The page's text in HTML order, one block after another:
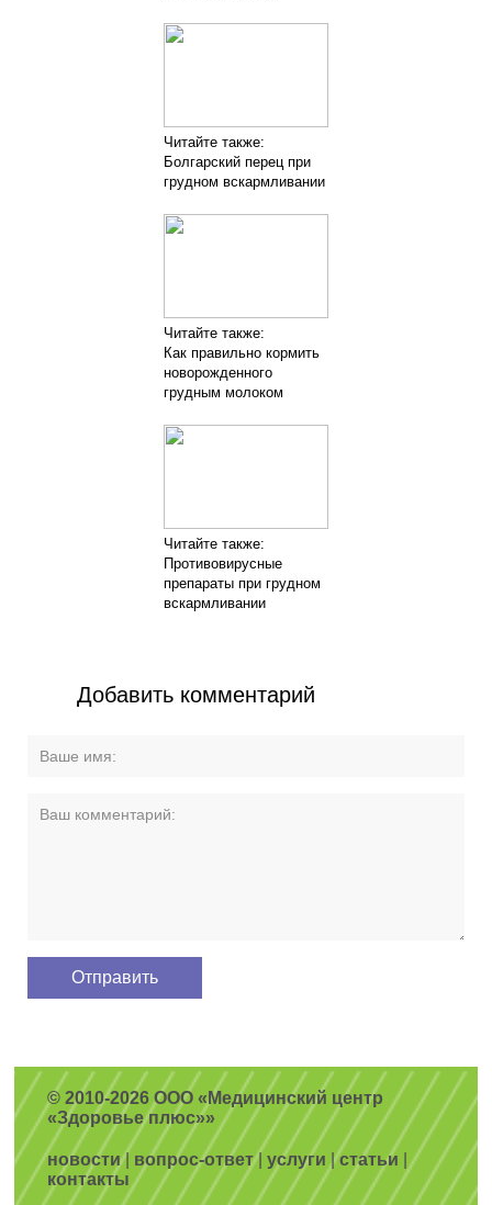
Читайте также:
Болгарский перец при
грудном вскармливании
Читайте также:
Как правильно кормить
новорожденного
грудным молоком
Читайте также:
Противовирусные
препараты при грудном
вскармливании
Добавить комментарий
© 2010-2026 ООО «Медицинский центр
«Здоровье плюс»»
новости| вопрос-ответ|услуги |статьи
контакты